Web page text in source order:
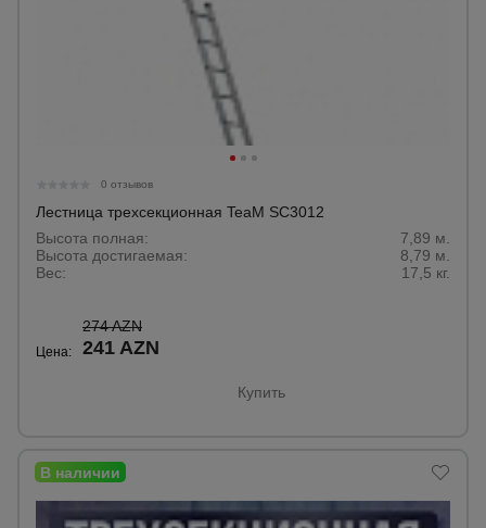
0 отзывов
Лестница трехсекционная TeaM SC3012
Высота полная:
7,89 м.
Высота достигаемая:
8,79 м.
Вес:
17,5 кг.
Цена:
274 AZN
241 AZN
Купить